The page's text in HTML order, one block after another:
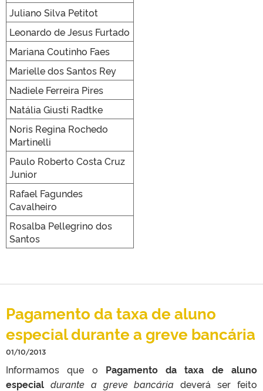
Juliano Silva Petitot
Leonardo de Jesus Furtado
Mariana Coutinho Faes
Marielle dos Santos Rey
Nadiele Ferreira Pires
Natália Giusti Radtke
Noris Regina Rochedo
Martinelli
Paulo Roberto Costa Cruz
Junior
Rafael Fagundes
Cavalheiro
Rosalba Pellegrino dos
Santos
Pagamento da taxa de aluno
especial durante a greve bancária
01/10/2013
Informamos que o Pagamento da taxa de aluno
especial durante a greve bancária deverá ser feito